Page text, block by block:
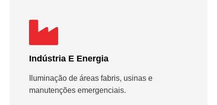
Indústria E Energia
Iluminação de áreas fabris, usinas e
manutenções emergenciais.